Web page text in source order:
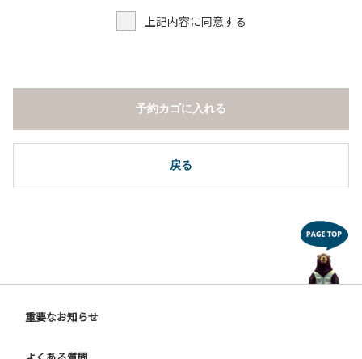
上記内容に同意する
戻る
予約カゴに入れる
重要なお知らせ